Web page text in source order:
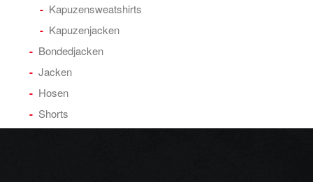
Kapuzensweatshirts
Kapuzenjacken
Bondedjacken
Jacken
Hosen
Shorts